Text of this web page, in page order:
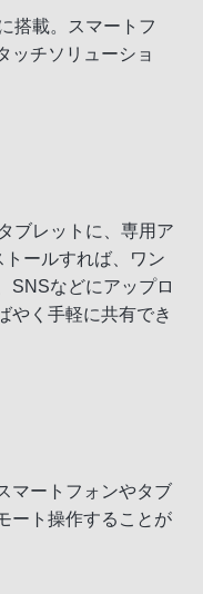
搭載。スマートフ
ッチソリューショ
ブレットに、専用ア
ールすれば、ワン
SNSなどにアップロ
やく手軽に共有でき
マートフォンやタブ
ート操作することが